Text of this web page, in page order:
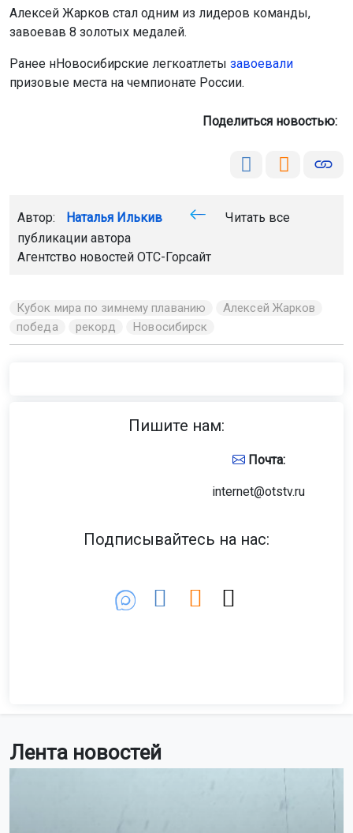
Лента новостей
Алексей Жарков стал одним из лидеров команды,
завоевав 8 золотых медалей.
Ранее нНовосибирские легкоатлеты завоевали
призовые места на чемпионате России.
Поделиться новостью:
Автор: Наталья Илькив
Читать все
публикации автора
Агентство новостей ОТС-Горсайт
Кубок мира по зимнему плаванию
Алексей Жарков
победа
рекорд Новосибирск
Пишите нам:
Почта:
internet@otstv.ru
Подписывайтесь на нас: